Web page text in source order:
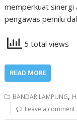
memperkuat sinergi
pengawas pemilu
5 total views
READ MORE
BANDAR LAMPUNG,
Leave a comment